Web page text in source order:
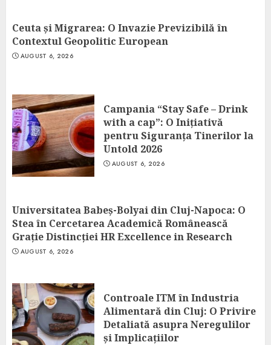
Ceuta și Migrarea: O Invazie Previzibilă în
Contextul Geopolitic European
AUGUST 6, 2026
Campania “Stay Safe – Drink
with a cap”: O Inițiativă
pentru Siguranța Tinerilor la
Untold 2026
AUGUST 6, 2026
Universitatea Babeș-Bolyai din Cluj-Napoca: O
Stea în Cercetarea Academică Românească
Grație Distincției HR Excellence in Research
AUGUST 6, 2026
Controale ITM în Industria
Alimentară din Cluj: O Privire
Detaliată asupra Neregulilor
și Implicațiilor